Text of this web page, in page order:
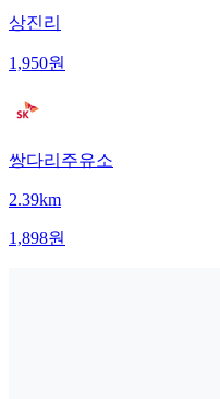
상진리
1,950원
쌍다리주유소
2.39km
1,898원